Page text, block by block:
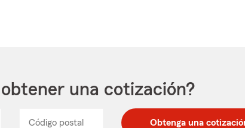
una cotización?
Código postal Obtenga una